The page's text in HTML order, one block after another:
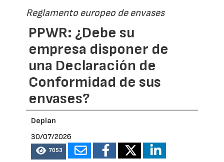
Reglamento europeo de envases
PPWR: ¿Debe su
empresa disponer de
una Declaración de
Conformidad de sus
envases?
Deplan
30/07/2026
7053